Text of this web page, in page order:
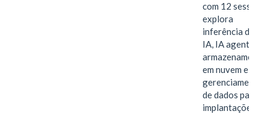
com 12 sessões
explora
inferência de
IA, IA agentiva,
armazenamento
em nuvem e
gerenciamento
de dados para
implantações